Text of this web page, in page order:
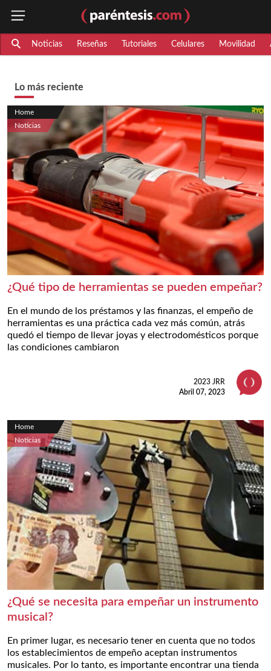
Noticias Reseñas Tutoriales Celulares Movilidad
Lo más reciente
Home
Noticias
¿Qué tipo de herramientas se pueden empeñar?
En el mundo de los préstamos y las finanzas, el empeño de
herramientas es una práctica cada vez más común, atrás
quedó el tiempo de llevar joyas y electrodomésticos porque
las condiciones cambiaron
2023 JRR
Abril 07, 2023
Home
Noticias
¿Qué se necesita para empeñar un instrumento
musical?
En primer lugar, es necesario tener en cuenta que no todos
los establecimientos de empeño aceptan instrumentos
musicales. Por lo tanto, es importante encontrar una tienda